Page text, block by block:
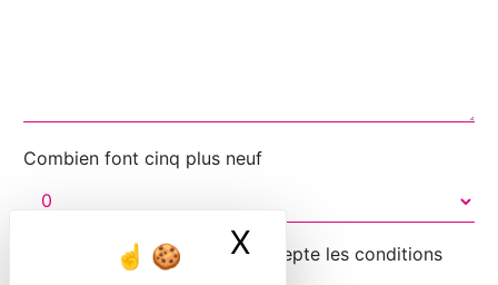
X Masquer le
Combien font cinq plus neuf
En cochant cette case, j'accepte les conditions